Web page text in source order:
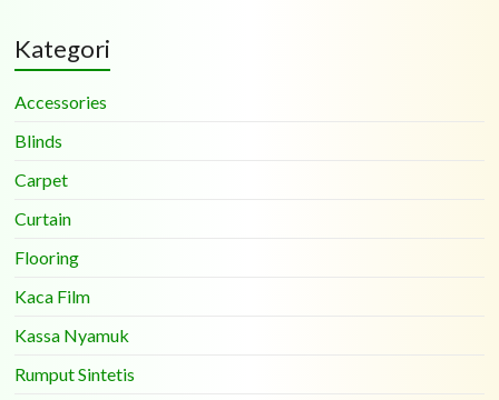
Kategori
Accessories
Blinds
Carpet
Curtain
Flooring
Kaca Film
Kassa Nyamuk
Rumput Sintetis